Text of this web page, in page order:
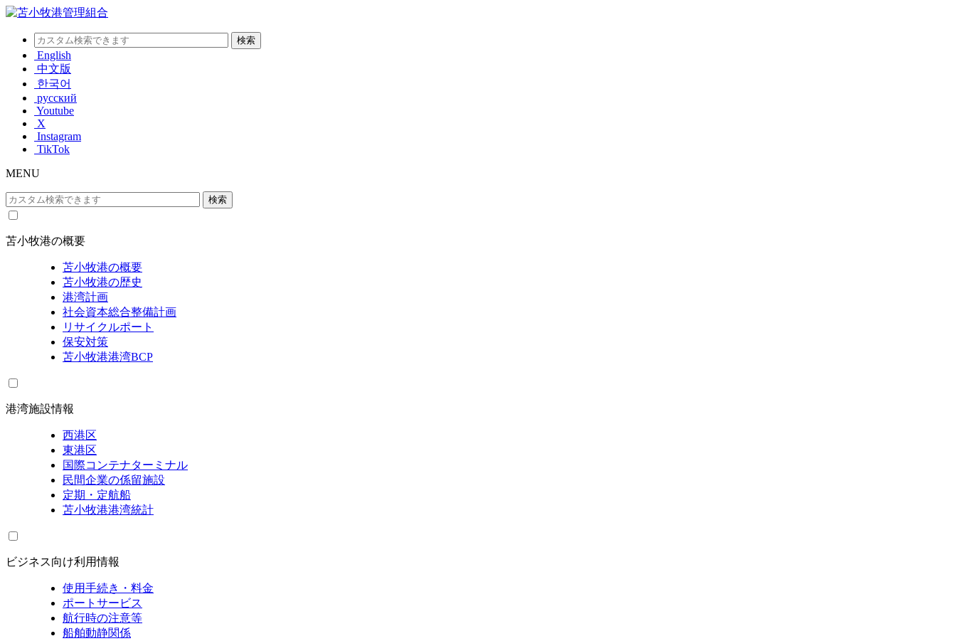
English
中文版
한국어
русский
Youtube
X
Instagram
TikTok
MENU
苫小牧港の概要
苫小牧港の概要
苫小牧港の歴史
港湾計画
社会資本総合整備計画
リサイクルポート
保安対策
苫小牧港港湾BCP
港湾施設情報
西港区
東港区
国際コンテナターミナル
民間企業の係留施設
定期・定航船
苫小牧港港湾統計
ビジネス向け利用情報
使用手続き・料金
ポートサービス
航行時の注意等
船舶動静関係